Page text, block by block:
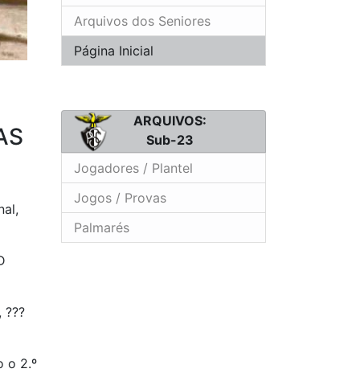
o 2.º
Arquivos dos Seniores
Página Inicial
ARQUIVOS:
Sub-23
Jogadores / Plantel
Jogos / Provas
Palmarés